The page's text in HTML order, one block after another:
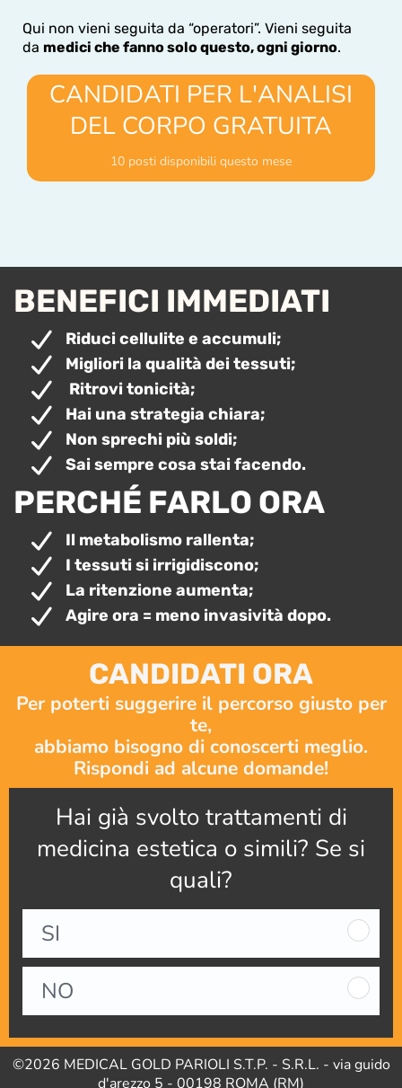
Qui non vieni seguita da “operatori”. Vieni seguita
da medici che fanno solo questo, ogni giorno.
CANDIDATI PER L'ANALISI
DEL CORPO GRATUITA
10 posti disponibili questo mese
BENEFICI IMMEDIATI
Riduci cellulite e accumuli;
Migliori la qualità dei tessuti;
Ritrovi tonicità;
Hai una strategia chiara;
Non sprechi più soldi;
Sai sempre cosa stai facendo.
PERCHÉ FARLO ORA
Il metabolismo rallenta;
I tessuti si irrigidiscono;
La ritenzione aumenta;
Agire ora = meno invasività dopo.
CANDIDATI ORA
Per poterti suggerire il percorso giusto per
te,
abbiamo bisogno di conoscerti meglio.
Rispondi ad alcune domande!
Hai già svolto trattamenti di
medicina estetica o simili? Se si
quali?
SI
NO
©2026 MEDICAL GOLD PARIOLI S.T.P. - S.R.L. - via guido
d'arezzo 5 - 00198 ROMA (RM)